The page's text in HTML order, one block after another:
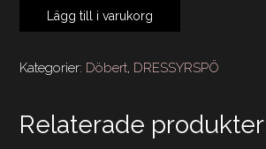
Döbert
Dressyrspö
liten
m
Lägg till i varukorg
Kategorier: Döbert, DRESSYRSPÖ
Relaterade produkter